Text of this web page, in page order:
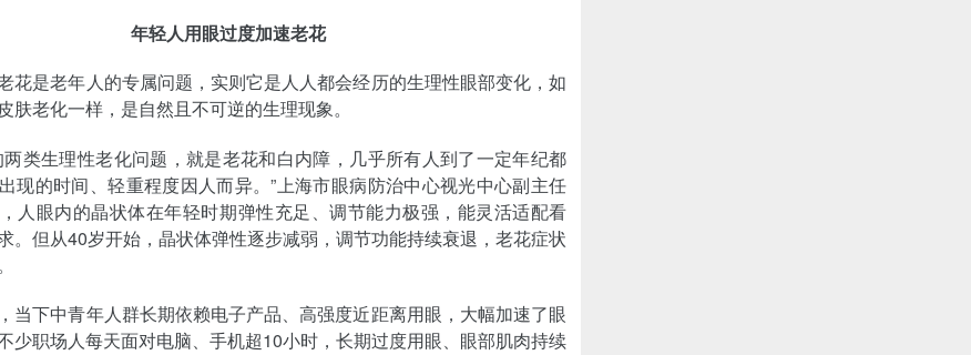
年轻人用眼过度加速老花
花是老年人的专属问题，实则它是人人都会经历的生理性眼部变化，如
肤老化一样，是自然且不可逆的生理现象。
两类生理性老化问题，就是老花和白内障，几乎所有人到了一定年纪都
现的时间、轻重程度因人而异。”上海市眼病防治中心视光中心副主任
人眼内的晶状体在年轻时期弹性充足、调节能力极强，能灵活适配看
。但从40岁开始，晶状体弹性逐步减弱，调节功能持续衰退，老花症状
当下中青年人群长期依赖电子产品、高强度近距离用眼，大幅加速了眼
少职场人每天面对电脑、手机超10小时，长期过度用眼、眼部肌肉持续